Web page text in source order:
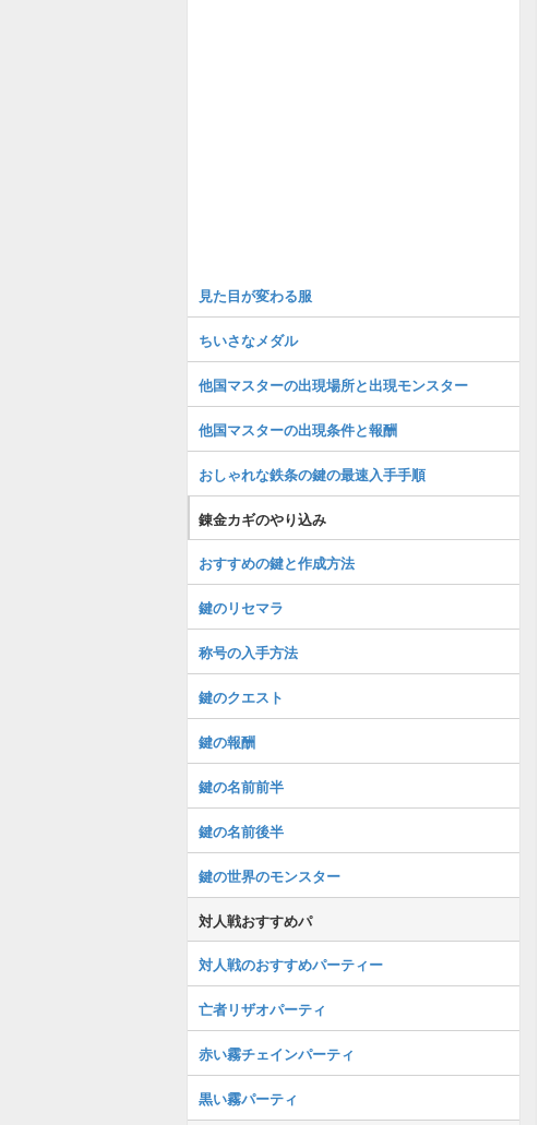
見た目が変わる服
ちいさなメダル
他国マスターの出現場所と出現モンスター
他国マスターの出現条件と報酬
おしゃれな鉄条の鍵の最速入手手順
錬金カギのやり込み
おすすめの鍵と作成方法
鍵のリセマラ
称号の入手方法
鍵のクエスト
鍵の報酬
鍵の名前前半
鍵の名前後半
鍵の世界のモンスター
対人戦おすすめパ
対人戦のおすすめパーティー
亡者リザオパーティ
赤い霧チェインパーティ
黒い霧パーティ